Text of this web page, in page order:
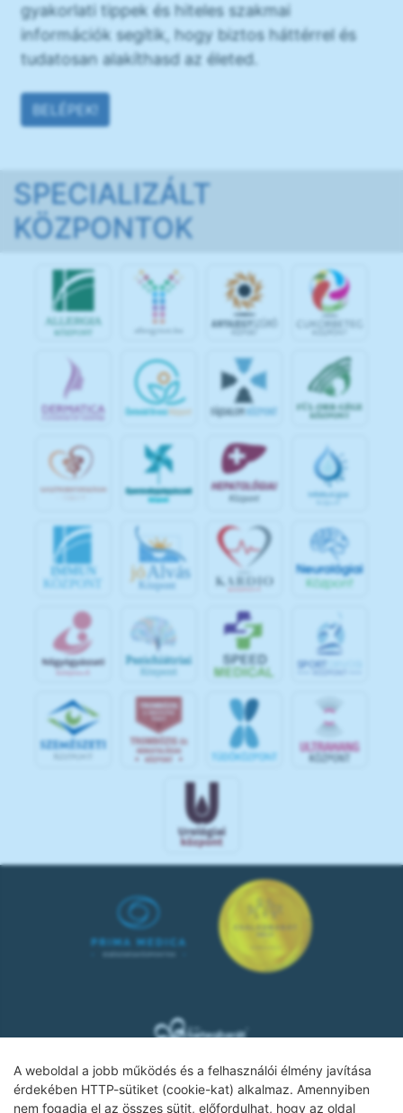
A weboldal a jobb működés és a felhasználói élmény javítása
érdekében HTTP-sütiket (cookie-kat) alkalmaz. Amennyiben
nem fogadja el az összes sütit, előfordulhat, hogy az oldal
gyakorlati tippek és hiteles szakmai
információk segítik, hogy biztos háttérrel és
tudatosan alakíthasd az életed.
BELÉPEK!
SPECIALIZÁLT
KÖZPONTOK
IMMUN
KÖZPONT
jó Alvás
Központ
SPOR